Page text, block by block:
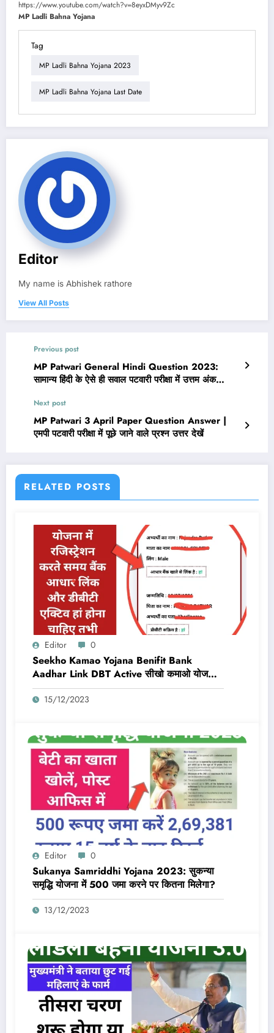
https://www.youtube.com/watch?v=8eyxDMyv9Zc
MP Ladli Bahna Yojana
Tag
MP Ladli Bahna Yojana 2023
MP Ladli Bahna Yojana Last Date
Editor
My name is Abhishek rathore
View All Posts
Previous post
MP Patwari General Hindi Question 2023:
सामान्य हिंदी के ऐसे ही सवाल पटवारी परीक्षा में उत्तम अंक
Next post
MP Patwari 3 April Paper Question Answer |
एमपी पटवारी परीक्षा में पूछे जाने वाले प्रश्न उत्तर देखें
RELATED POSTS
Editor 0
Seekho Kamao Yojana Benifit Bank
Aadhar Link DBT Active सीखो कमाओ योजना
का लाभ तभी मिलेगा 10,000 Rs जब बैंक डीबीटी
एक्टिव और आधार लिंक होगा
15/12/2023
Editor 0
Sukanya Samriddhi Yojana 2023: सुकन्या
समृद्धि योजना में 500 जमा करने पर कितना मिलेगा?
13/12/2023